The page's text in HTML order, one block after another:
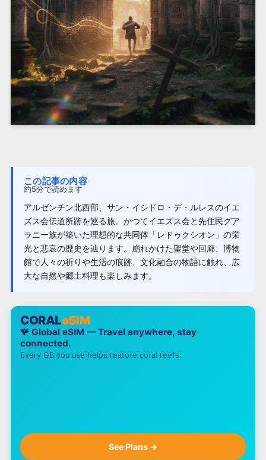
この記事の内容
約5分で読めます
アルゼンチン北西部、サン・イシドロ・デ・ルレスのイエ
ズス会伝道所跡を巡る旅。かつてイエズス会と先住民グア
ラニー族が築いた理想的な共同体「レドゥクシオン」の栄
光と悲哀の歴史を辿ります。崩れかけた聖堂や回廊、博物
館で人々の祈りや生活の痕跡、文化融合の物語に触れ、広
大な自然や郷土料理も楽しみます。
CORALeSIM
🪸 Global eSIM — Travel anywhere, stay
connected.
Every GB you use helps restore coral reefs.
See Plans →